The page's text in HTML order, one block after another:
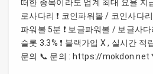
떠한 종목이라도 업계 최대 요율 지
로사다리 ❗️ 코인파워볼 / 코인사다
파워볼 5분 ❗️ 보글파워볼 / 보글사
슬롯 3.3% ❗️ 블랙가입 X , 실시간
문의 📞 문의 : https://mokdon.net